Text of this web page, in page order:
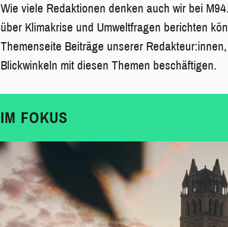
Wie viele Redaktionen denken auch wir bei
über Klimakrise und Umweltfragen berichten
Themenseite Beiträge unserer
Blickwinkeln mit diesen Themen beschäftigen.
IM FOKUS